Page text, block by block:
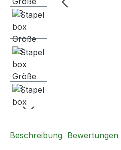
Beschreibung Bewertungen